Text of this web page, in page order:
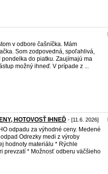
v odbore čašníčka. Mám
Som zodpovedná, spoľahlivá,
do piatku. Zaujímajú ma
možný ihneď. V prípade z ...
HOTOVOSŤ IHNEĎ - [11.6. 2026]
odpadu za výhodné ceny. Medené
Odrezky medi z výroby
hodnoty materiálu * Rýchle
prevzatí * Možnosť odberu väčšieho